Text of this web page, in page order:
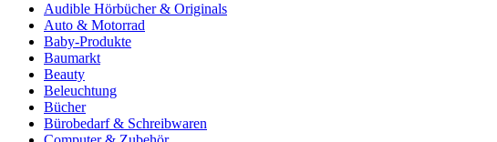
Audible Hörbücher & Originals
Auto & Motorrad
Baby-Produkte
Baumarkt
Beauty
Beleuchtung
Bücher
Bürobedarf & Schreibwaren